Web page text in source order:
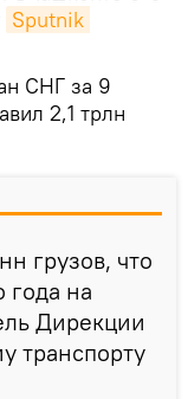
Sputnik
СНГ за 9
2,1 трлн
грузов, что
года на
Дирекции
транспорту